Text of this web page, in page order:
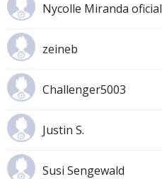
Nycolle Miranda oficial
zeineb
Challenger5003
Justin S.
Susi Sengewald